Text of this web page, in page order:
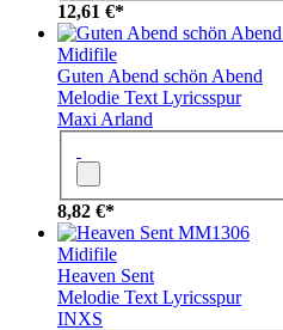
12,61 €*
Midifile
Guten Abend schön Abend
Melodie Text Lyricsspur
Maxi Arland
8,82 €*
MM1306
Midifile
Heaven Sent
Melodie Text Lyricsspur
INXS